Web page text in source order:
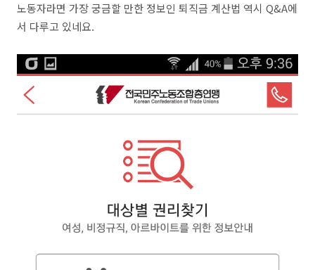
노동자라면 가장 궁금할 만한 정보인 퇴직금 계산법 역시 Q&A에
서 다루고 있네요.